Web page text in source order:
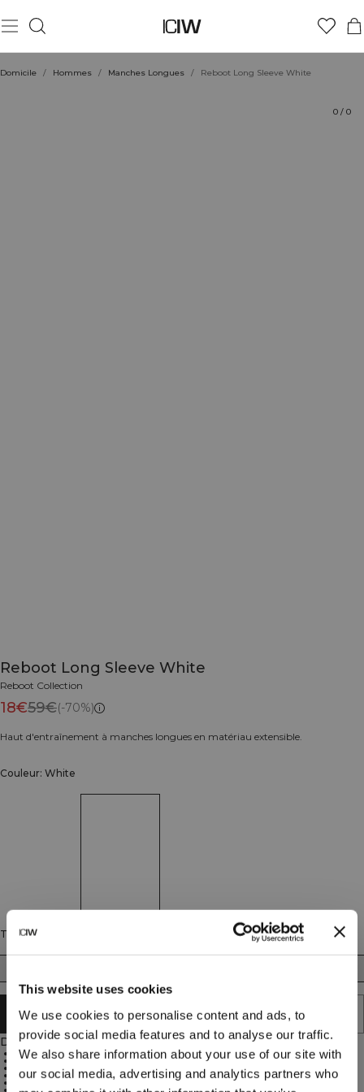
This website uses cookies
We use cookies to personalise content and ads, to
provide social media features and to analyse our traffic.
We also share information about your use of our site with
our social media, advertising and analytics partners who
Domicile / Hommes / Manches Longues / Reboot Long Sleeve White
0 / 0
Reboot Long Sleeve White
Reboot Collection
18€59€(-70%)
Haut d'entraînement à manches longues en matériau extensible.
Couleur: White
Taille
ÉPUISÉ - PRÉVENEZ-MOI
Description
85% Nylon, 15% Spandex
Decorative seams enhance design
Slits at bottom hem for great movement
Small pocket on sleeve for functionality
ICIW printed logo at center back